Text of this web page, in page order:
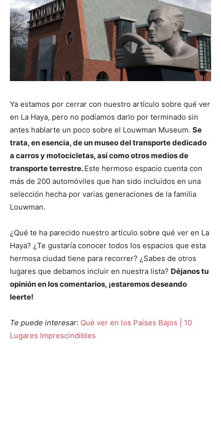
Ya estamos por cerrar con nuestro artículo sobre qué ver
en La Haya, pero no podíamos darlo por terminado sin
antes hablarte un poco sobre el Louwman Museum. Se
trata, en esencia, de un museo del transporte dedicado
a carros y motocicletas, así como otros medios de
transporte terrestre.Este hermoso espacio cuenta con
más de 200 automóviles que han sido incluidos en una
selección hecha por varias generaciones de la familia
Louwman.
¿Qué te ha parecido nuestro artículo sobre qué ver en La
Haya? ¿Te gustaría conocer todos los espacios que esta
hermosa ciudad tiene para recorrer? ¿Sabes de otros
lugares que debamos incluir en nuestra lista? Déjanos tu
opinión en los comentarios, ¡estaremos deseando
leerte!
Te puede interesar: Qué ver en los Países Bajos | 10
Lugares Imprescindibles